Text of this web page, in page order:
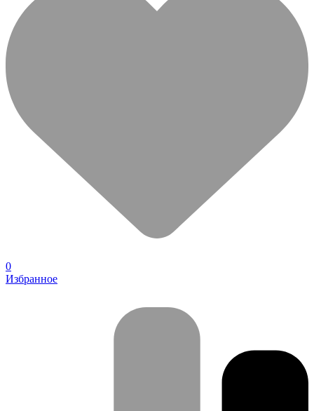
0
Избранное